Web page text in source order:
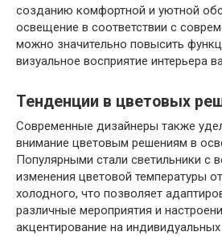
созданию комфортной и уютной
освещение в соответствии с
можно значительно повысить
визуальное восприятие интерьера
Тенденции в цветовых
Современные дизайнеры также
внимание цветовым решениям в
Популярными стали светильники с
изменения цветовой температуры
холодного, что позволяет
различные мероприятия и
акцентирование на